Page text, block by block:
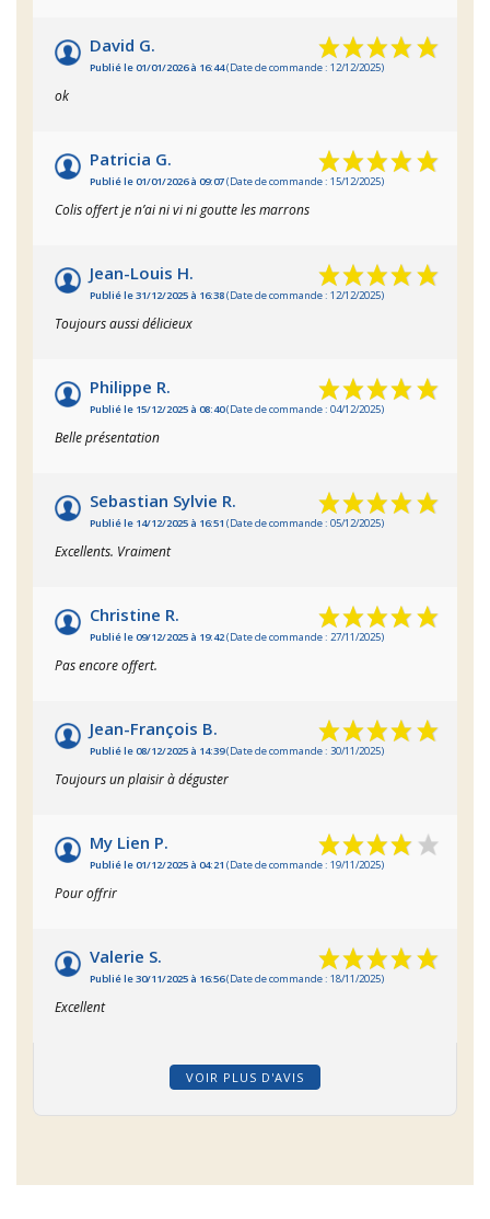
David G.
Publié le 01/01/2026 à 16:44(Date de commande : 12/12/2025)
ok
Patricia G.
Publié le 01/01/2026 à 09:07(Date de commande : 15/12/2025)
Colis offert je n’ai ni vi ni goutte les marrons
Jean-Louis H.
Publié le 31/12/2025 à 16:38(Date de commande : 12/12/2025)
Toujours aussi délicieux
Philippe R.
Publié le 15/12/2025 à 08:40(Date de commande : 04/12/2025)
Belle présentation
Sebastian Sylvie R.
Publié le 14/12/2025 à 16:51 (Date de commande : 05/12/2025)
Excellents. Vraiment
Christine R.
Publié le 09/12/2025 à 19:42(Date de commande : 27/11/2025)
Pas encore offert.
Jean-François B.
Publié le 08/12/2025 à 14:39(Date de commande : 30/11/2025)
Toujours un plaisir à déguster
My Lien P.
Publié le 01/12/2025 à 04:21 (Date de commande : 19/11/2025)
Pour offrir
Valerie S.
Publié le 30/11/2025 à 16:56(Date de commande : 18/11/2025)
Excellent
VOIR PLUS D'AVIS